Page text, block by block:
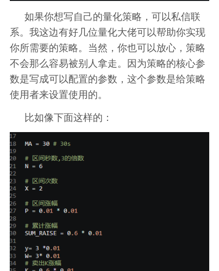
如果你想写自己的量化策略，可以私信联
系。我这边有好几位量化大佬可以帮助你实现
你所需要的策略。当然，你也可以放心，策略
不会那么容易被别人拿走。因为策略的核心参
数是写成可以配置的参数，这个参数是给策略
使用者来设置使用的。
比如像下面这样的：